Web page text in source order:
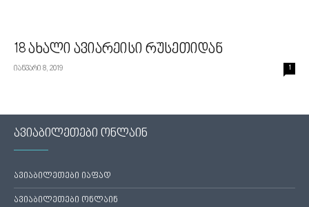
18 ახალი ავიარეისი რუსეთიდან
იანვარი 8, 2019 1
ავიაბილეთები ონლაინ
ავიაბილეთები იაფად
ავიაბილეთები ონლაინ